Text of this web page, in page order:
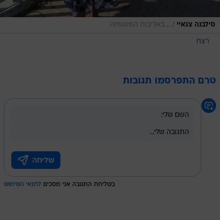
סילבנה צגאיי / ., באדיבות המשפחה
רצח
טרם התפרסמו תגובות
בשליחת התגובה אני מסכים לתנאי השימוש